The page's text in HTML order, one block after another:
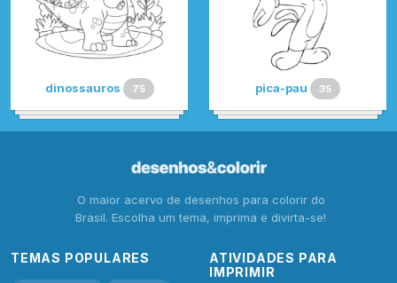
dinossauros 75 pica-pau 35
O maior acervo de desenhos para colorir do
Brasil. Escolha um tema, imprima e divirta-se!
TEMAS POPULARES
ATIVIDADES PARA
IMPRIMIR